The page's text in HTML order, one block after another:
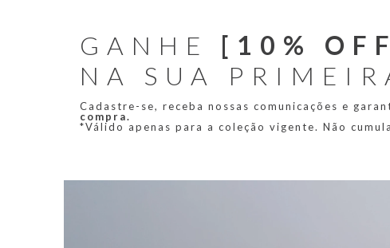
GANHE [10%
NA SUA
Cadastre-se, receba nossas comunicações e
compra.
*Válido apenas para a coleção vigente. Não